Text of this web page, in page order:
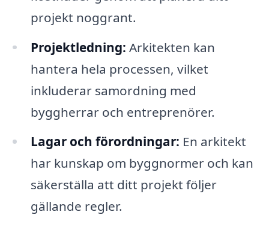
projekt noggrant.
Projektledning: Arkitekten kan
hantera hela processen, vilket
inkluderar samordning med
byggherrar och entreprenörer.
Lagar och förordningar: En arkitekt
har kunskap om byggnormer och kan
säkerställa att ditt projekt följer
gällande regler.